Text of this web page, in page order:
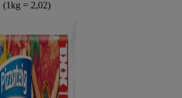
(1kg = 2,02)